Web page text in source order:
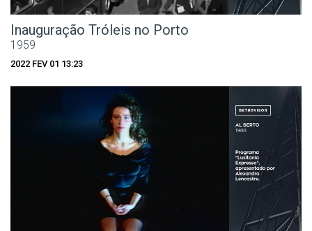
Inauguração Tróleis no Porto
1959
2022 FEV 01 13:23